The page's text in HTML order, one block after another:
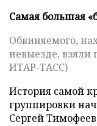
Самая большая
Обвиняемого,
невыезде, взяли
ИТАР-ТАСС)
История самой
группировки
Сергей